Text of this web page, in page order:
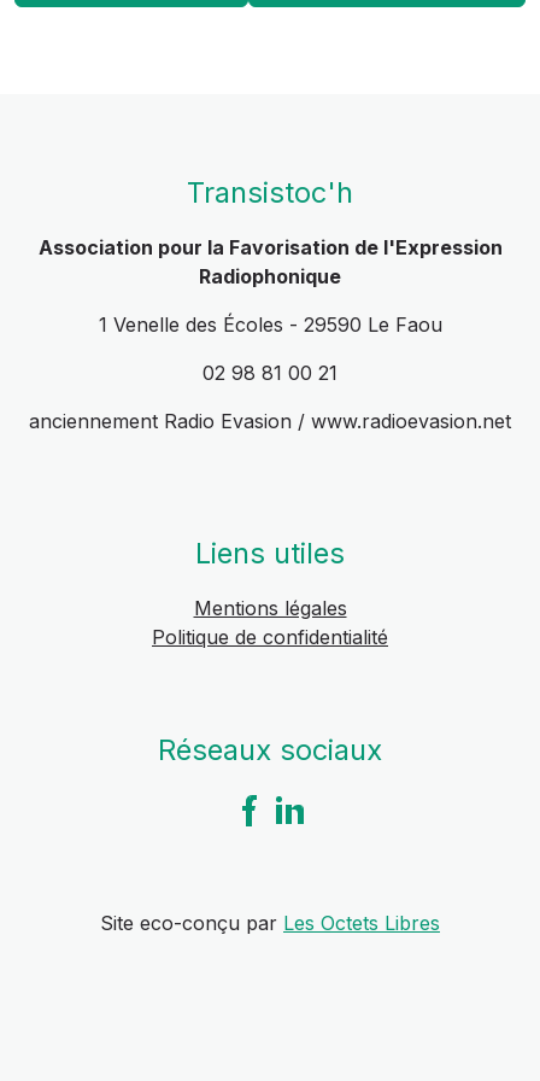
Transistoc'h
Association pour la Favorisation de l'Expression
Radiophonique
1 Venelle des Écoles - 29590 Le Faou
02 98 81 00 21
anciennement Radio Evasion / www.radioevasion.net
Liens utiles
Mentions légales
Politique de confidentialité
Réseaux sociaux
Site eco-conçu par Les Octets Libres